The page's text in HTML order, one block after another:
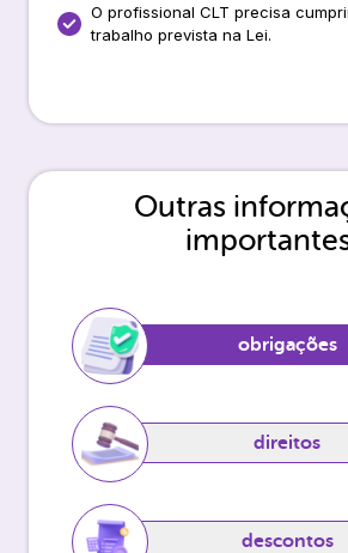
O profissional CLT precisa
trabalho prevista na Lei.
Outras
obrigações
direitos
descontos